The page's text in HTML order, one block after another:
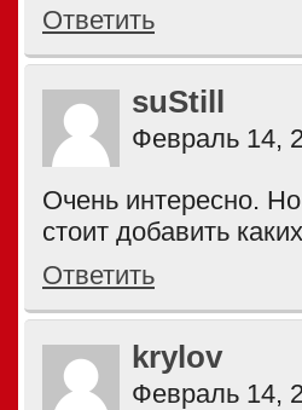
Ответить
suStill
Февраль 14,
Очень интересно.
стоит добавить
Ответить
krylov
Февраль 14,